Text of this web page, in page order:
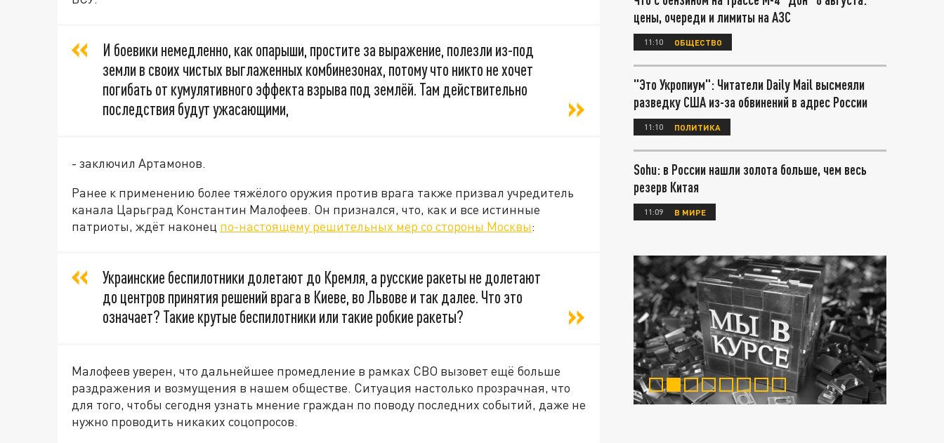
И боевики немедленно, как опарыши, простите за выражение, полезли из-под
земли в своих чистых выглаженных комбинезонах, потому что никто не хочет
погибать от кумулятивного эффекта взрыва под землёй. Там действительно
последствия будут ужасающими,
- заключил Артамонов.
Ранее к применению более тяжёлого оружия против врага также призвал учредитель
канала Царьград Константин Малофеев. Он признался, что, как и все истинные
патриоты, ждёт наконец по-настоящему решительных мер со стороны Москвы:
Украинские беспилотники долетают до Кремля, а русские ракеты не долетают
до центров принятия решений врага в Киеве, во Львове и так далее. Что это
означает? Такие крутые беспилотники или такие робкие ракеты?
Малофеев уверен, что дальнейшее промедление в рамках СВО вызовет ещё больше
раздражения и возмущения в нашем обществе. Ситуация настолько прозрачная, что
для того, чтобы сегодня узнать мнение граждан по поводу последних событий, даже не
нужно проводить никаких соцопросов.
цены, очереди и лимиты на АЗС
11:10 ОБЩЕСТВО
"Это Укропиум": Читатели Daily Mail высмеяли
разведку США из-за обвинений в адрес России
11:10 ПОЛИТИКА
Sohu: в России нашли золота больше, чем весь
резерв Китая
11:09 В МИРЕ